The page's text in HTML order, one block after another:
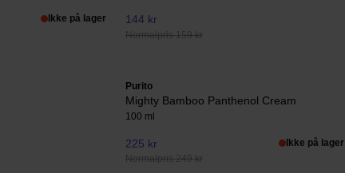
Ikke på lager 144 kr
Normalpris 159 kr
Purito
Mighty Bamboo Panthenol Cream
100 ml
225 kr
Normalpris 249 kr
Ikke på lager